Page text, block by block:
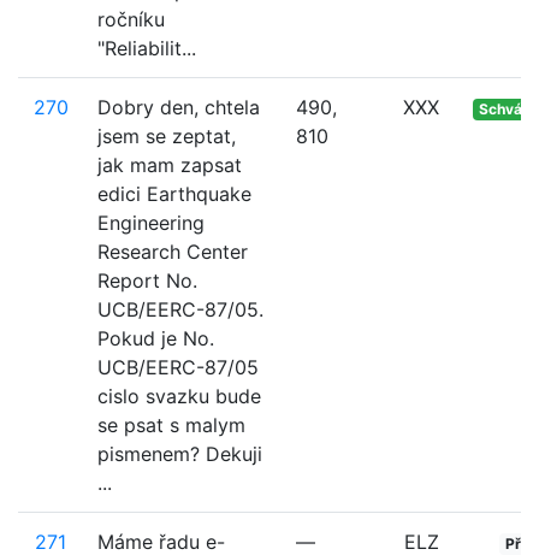
ročníku
"Reliabilit...
270
Dobry den, chtela
jsem se zeptat,
jak mam zapsat
edici Earthquake
Engineering
Research Center
Report No.
UCB/EERC-87/05.
Pokud je No.
UCB/EERC-87/05
cislo svazku bude
se psat s malym
pismenem? Dekuji
...
490,
810
XXX
271
Máme řadu e-
— ELZ